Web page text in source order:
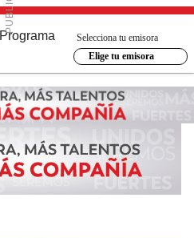
Programa
Selecciona tu emisora
Elige tu emisora